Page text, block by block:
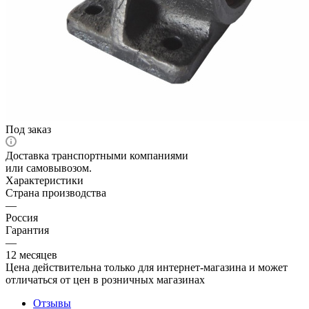
Под заказ
Доставка транспортными компаниями
или самовывозом.
Характеристики
Страна производства
—
Россия
Гарантия
—
12 месяцев
Цена действительна только для интернет-магазина и может
отличаться от цен в розничных магазинах
Отзывы